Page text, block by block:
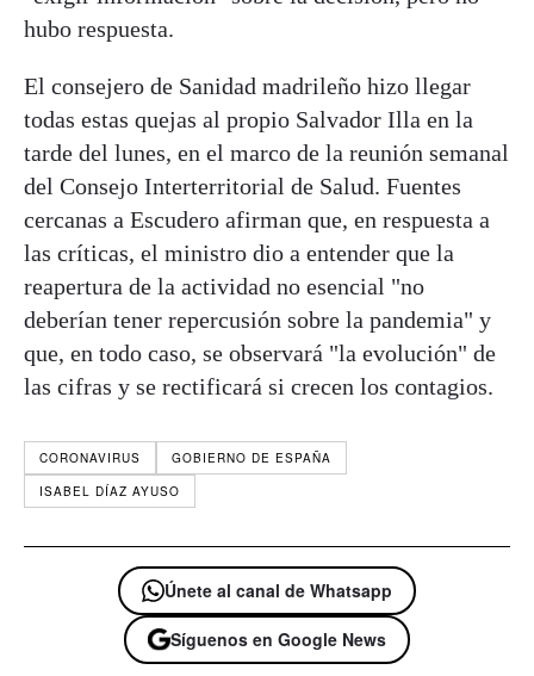
hubo respuesta.
El consejero de Sanidad madrileño hizo llegar
todas estas quejas al propio Salvador Illa en la
tarde del lunes, en el marco de la reunión semanal
del Consejo Interterritorial de Salud. Fuentes
cercanas a Escudero afirman que, en respuesta a
las críticas, el ministro dio a entender que la
reapertura de la actividad no esencial "no
deberían tener repercusión sobre la pandemia" y
que, en todo caso, se observará "la evolución" de
las cifras y se rectificará si crecen los contagios.
CORONAVIRUS
GOBIERNO DE ESPAÑA
ISABEL DÍAZ AYUSO
Únete al canal de Whatsapp
Síguenos en Google News